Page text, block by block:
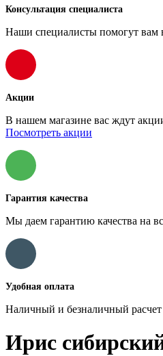
Консультация специалиста
Наши специалисты помогут вам
Акции
В нашем магазине вас ждут
Посмотреть акции
Гарантия качества
Мы даем гарантию качества на
Удобная оплата
Наличный и безналичный расчет
Ирис